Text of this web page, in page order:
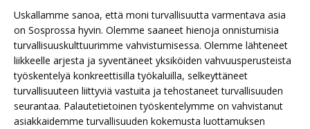
Uskallamme sanoa, että moni turvallisuutta varmentava asia
on Sosprossa hyvin. Olemme saaneet hienoja onnistumisia
turvallisuuskulttuurimme vahvistumisessa. Olemme lähteneet
liikkeelle arjesta ja syventäneet yksiköiden vahvuusperusteista
työskentelyä konkreettisilla työkaluilla, selkeyttäneet
turvallisuuteen liittyviä vastuita ja tehostaneet turvallisuuden
seurantaa. Palautetietoinen työskentelymme on vahvistanut
asiakkaidemme turvallisuuden kokemusta luottamuksen